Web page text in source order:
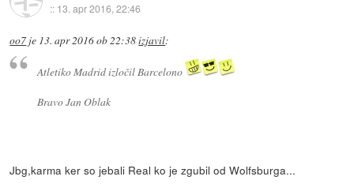
:: 13. apr 2016, 22:46
oo7 je 13. apr 2016 ob 22:38izjavil:
Atletiko Madrid izločil Barcelono
Bravo Jan Oblak
Jbg,karma ker so jebali Real ko je zgubil od Wolfsburga...